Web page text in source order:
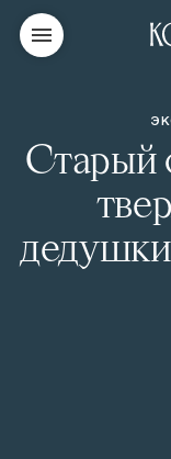
Старый